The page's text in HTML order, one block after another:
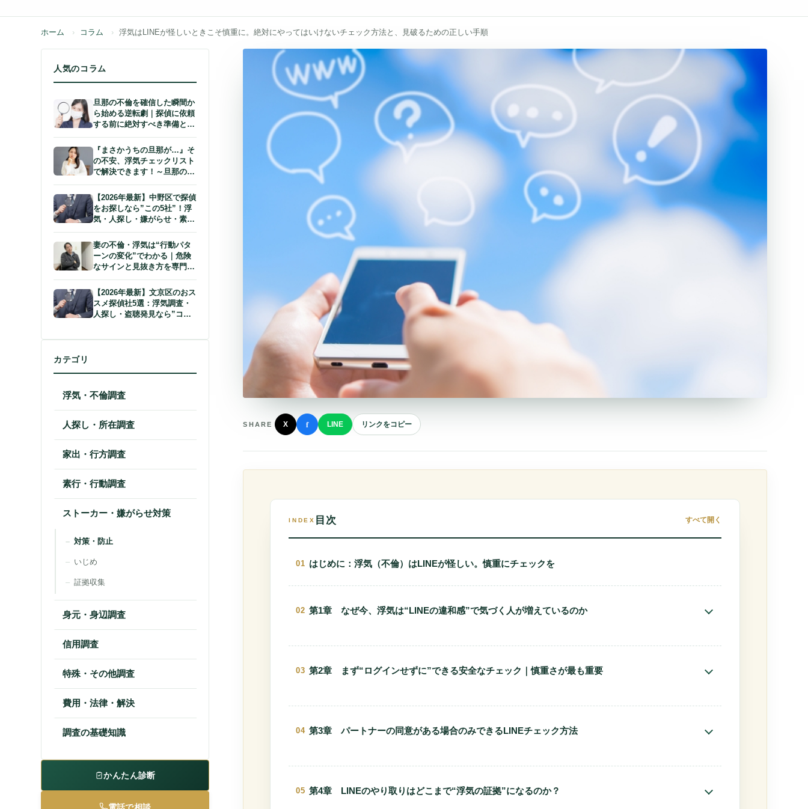
ホーム コラム 浮気はLINEが怪しいときこそ慎重に。絶対にやってはいけないチェック方法と、見破るための正しい手順
SHARE X f LINE リンクをコピー
INDEX 目次 すべて開く
はじめに：浮気（不倫）はLINEが怪しい。慎重にチェックを
第1章 なぜ今、浮気は“LINEの違和感”で気づく人が増えているのか
『1-2 実際の浮気相談で最も多いのは”LINEの変化”』
第2章 まず“ログインせずに”できる安全なチェック｜慎重さが最も重要
第3章 パートナーの同意がある場合のみできるLINEチェック方法
第4章 LINEのやり取りはどこまで“浮気の証拠”になるのか？
人気のコラム
旦那の不倫を確信した瞬間か
ら始める逆転劇｜探偵に依頼
する前に絶対すべき準備と
『まさかうちの旦那が…』そ
の不安、浮気チェックリスト
で解決できます！～旦那の怪
【2026年最新】中野区で探偵
をお探しなら”この5社”！浮
気・人探し・嫌がらせ・素行
妻の不倫・浮気は“行動パタ
ーンの変化”でわかる｜危険
なサインと見抜き方を専門家
【2026年最新】文京区のおス
スメ探偵社5選：浮気調査・
人探し・盗聴発見なら”コ
カテゴリ
浮気・不倫調査
人探し・所在調査
家出・行方調査
素行・行動調査
ストーカー・嫌がらせ対策
対策・防止
いじめ
証拠収集
身元・身辺調査
信用調査
特殊・その他調査
SNSトラブル
費用・法律・解決
調査の基礎知識
かんたん診断
電話で相談